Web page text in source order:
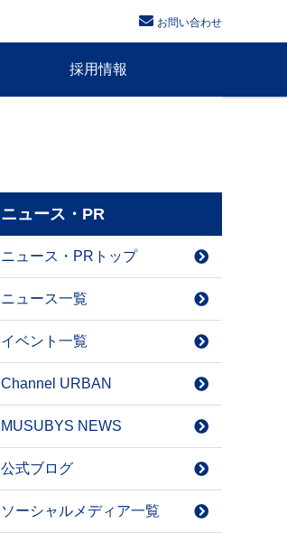
お問い合わせ
採用情報
ニュース・PR
ニュース・PRトップ
ニュース一覧
イベント一覧
Channel URBAN
MUSUBYS NEWS
公式ブログ
ソーシャルメディア一覧